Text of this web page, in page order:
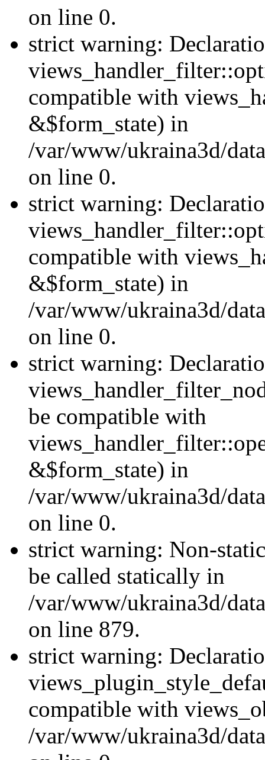
on line 0.
strict warning:
compatible with
&$form_state) in
/var/www/ukraina3d/
on line 0.
strict warning:
compatible with
&$form_state) in
/var/www/ukraina3d/
on line 0.
strict warning:
be compatible with
&$form_state) in
/var/www/ukraina3d/
on line 0.
strict warning: Non-
be called statically in
/var/www/ukraina3d/
on line 879.
strict warning:
compatible with
/var/www/ukraina3d/